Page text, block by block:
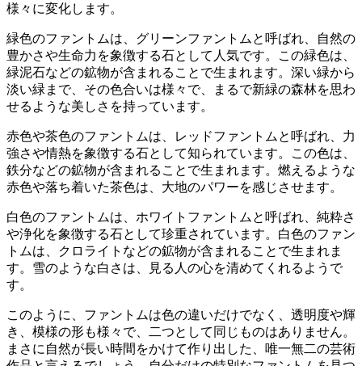
様々に変化します。
緑色のファントムは、グリーンファントムと呼ばれ、自然の
豊かさや生命力を象徴する石として人気です。
この緑色は、
緑泥石などの鉱物が含まれることで生まれます。深い緑から
淡い緑まで、その色合いは様々で、まるで新緑の森林を思わ
せるような美しさを持っています。
赤色や茶色のファントムは、レッドファントムと呼ばれ、力
強さや情熱を象徴する石として知られています。
この色は、
鉄分などの鉱物が含まれることで生まれます。燃えるような
赤色や落ち着いた茶色は、大地のパワーを感じさせます。
白色のファントムは、ホワイトファントムと呼ばれ、純粋さ
や浄化を象徴する石として珍重されています。 白色のファン
トムは、クロライトなどの鉱物が含まれることで生まれま
す。雪のような白さは、見る人の心を清めてくれるようで
す。
このように、ファントムは色の違いだけでなく、透明度や輝
き、模様の形も様々で、二つとして同じものはありません。
まさに自然が長い時間をかけて作り出した、唯一無二の芸術